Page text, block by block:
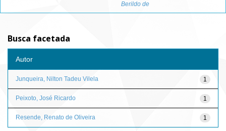
Berildo de
Busca facetada
Autor
1
Junqueira, Nilton Tadeu Vilela
1
Peixoto, José Ricardo
1
Resende, Renato de Oliveira